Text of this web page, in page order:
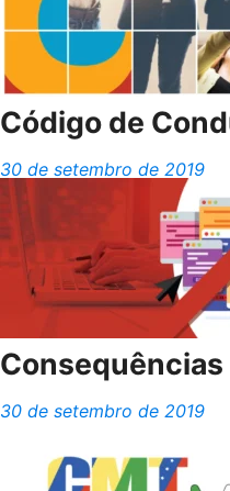
Código de
30 de setembro de 2019
30 de setembro de 2019